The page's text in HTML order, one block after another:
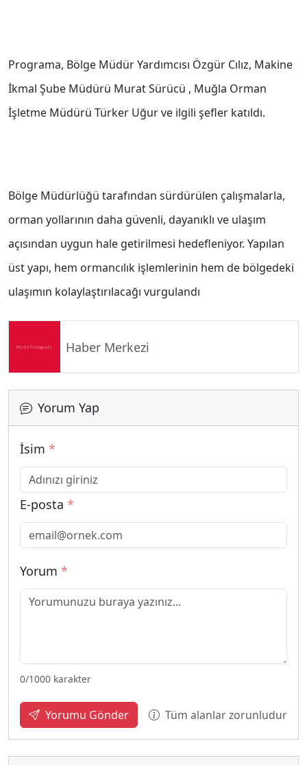
Programa, Bölge Müdür Yardımcısı Özgür Cılız, Makine
İkmal Şube Müdürü Murat Sürücü , Muğla Orman
İşletme Müdürü Türker Uğur ve ilgili şefler katıldı.
Bölge Müdürlüğü tarafından sürdürülen çalışmalarla,
orman yollarının daha güvenli, dayanıklı ve ulaşım
açısından uygun hale getirilmesi hedefleniyor. Yapılan
üst yapı, hem ormancılık işlemlerinin hem de bölgedeki
ulaşımın kolaylaştırılacağı vurgulandı
Haber Merkezi
Yorum Yap
İsim *
E-posta *
Yorum *
0/1000 karakter
Yorumu Gönder Tüm alanlar zorunludur